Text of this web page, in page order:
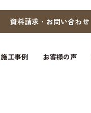
資料請求・お問い合わせ
施工事例 お客様の声